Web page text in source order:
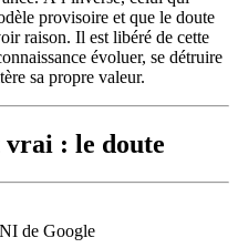
provisoire et que le doute
raison. Il est libéré de cette
évoluer, se détruire
sa propre valeur.
vrai : le doute
de Google